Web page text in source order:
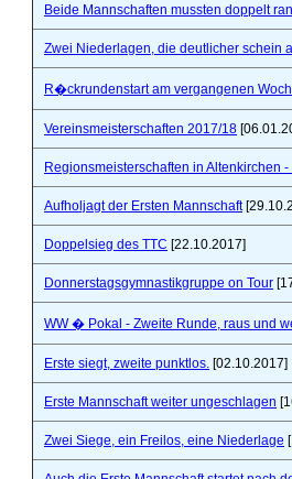
Beide Mannschaften mussten doppelt
Zwei Niederlagen, die deutlicher schein
R�ckrundenstart am vergangenen
Vereinsmeisterschaften 2017/18
Regionsmeisterschaften in Altenkirchen
Aufholjagt der Ersten Mannschaft
Doppelsieg des TTC [22.10.2017]
Donnerstagsgymnastikgruppe on Tour
WW � Pokal - Zweite Runde, raus und
Erste siegt, zweite punktlos. [02.10.2017]
Erste Mannschaft weiter ungeschlagen
Zwei Siege, ein Freilos, eine Niederlage